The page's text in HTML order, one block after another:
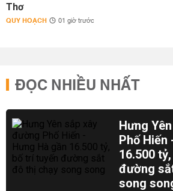
Thơ
QUY HOẠCH 01 giờ trước
ĐỌC NHIỀU NHẤT
Hưng
Phố Hiến
16.500
đường
song